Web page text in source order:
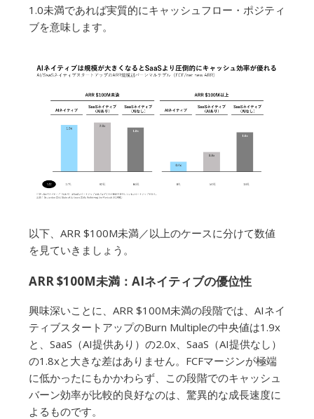
1.0未満であれば実質的にキャッシュフロー・ポジティ
ブを意味します。
以下、ARR $100M未満／以上のケースに分けて数値
を見ていきましょう。
ARR $100M未満：AIネイティブの優位性
興味深いことに、ARR $100M未満の段階では、AIネイ
ティブスタートアップのBurn Multipleの中央値は1.9x
と、SaaS（AI提供あり）の2.0x、SaaS（AI提供なし）
の1.8xと大きな差はありません。FCFマージンが極端
に低かったにもかかわらず、この段階でのキャッシュ
バーン効率が比較的良好なのは、驚異的な成長速度に
よるものです。